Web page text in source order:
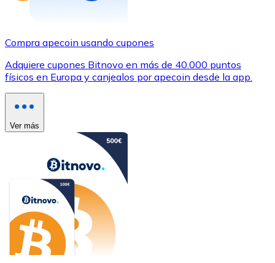
Compra apecoin usando cupones
Adquiere cupones Bitnovo en más de 40.000 puntos
físicos en Europa y canjealos por apecoin desde la app.
Ver más